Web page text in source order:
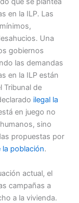
en la ILP. Las
Una
gobiernos
las demandas
en la ILP están
Tribunal de
ilegal la
en juego no
sino
propuestas por
la población.
actual, el
campañas a
a la vivienda.